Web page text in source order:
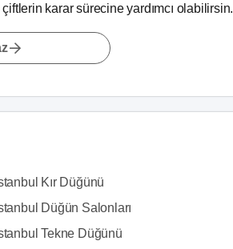
karar sürecine yardımcı olabilirsin.
Kır Düğünü
Düğün Salonları
Tekne Düğünü